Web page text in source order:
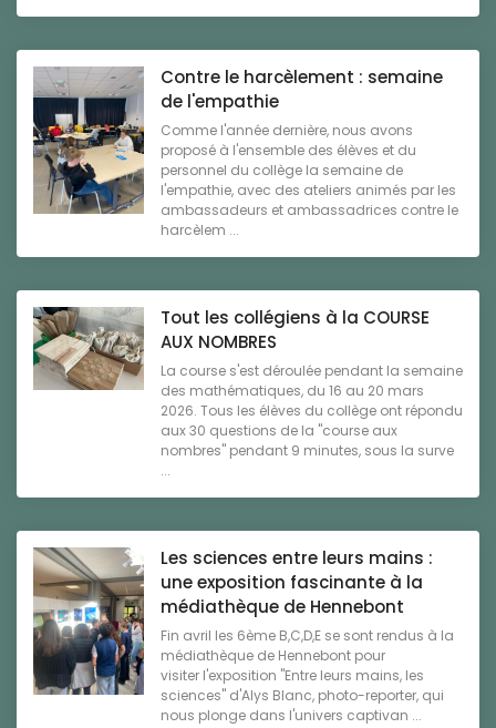
Contre le harcèlement : semaine
de l'empathie
Comme l'année dernière, nous avons
proposé à l'ensemble des élèves et du
personnel du collège la semaine de
l'empathie, avec des ateliers animés par les
ambassadeurs et ambassadrices contre le
harcèlem ...
Tout les collégiens à la COURSE
AUX NOMBRES
La course s'est déroulée pendant la semaine
des mathématiques, du 16 au 20 mars
2026. Tous les élèves du collège ont répondu
aux 30 questions de la "course aux
nombres" pendant 9 minutes, sous la surve
...
Les sciences entre leurs mains :
une exposition fascinante à la
médiathèque de Hennebont
Fin avril les 6ème B,C,D,E se sont rendus à la
médiathèque de Hennebont pour
visiter l'exposition "Entre leurs mains, les
sciences" d'Alys Blanc, photo-reporter, qui
nous plonge dans l'univers captivan ...